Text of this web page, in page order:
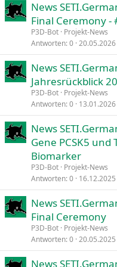
News
Final Ceremony -
P3D-Bot Projekt-News
Antworten 0 20.05.2026
News
Jahresrückblick
P3D-Bot Projekt-News
Antworten 0 13.01.2026
News
Gene PCSK5 und
Biomarker
P3D-Bot Projekt-News
Antworten 0 16.12.2025
News
Final Ceremony
P3D-Bot Projekt-News
Antworten 0 20.05.2025
News